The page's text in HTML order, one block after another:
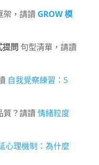
架，請讀 GROW 模
提問 句型清單，請讀
自我覺察練習：5
質？請讀 情緒粒度
心理機制：為什麼